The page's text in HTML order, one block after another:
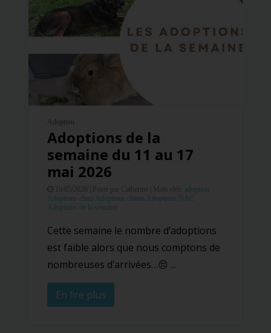
Adoption
Adoptions de la
semaine du 11 au 17
mai 2026
Posté par Catherine | Mots clés: adoption
Adoptions chats Adoptions chiens Adoptions NAC
Adoptions de la semaine
Cette semaine le nombre d’adoptions
est faible alors que nous comptons de
nombreuses d’arrivées…😔 ...
En lire plus